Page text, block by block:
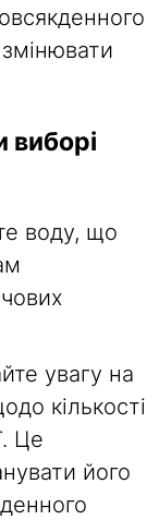
виборі
воду, що
увагу на
кількості
Це
його